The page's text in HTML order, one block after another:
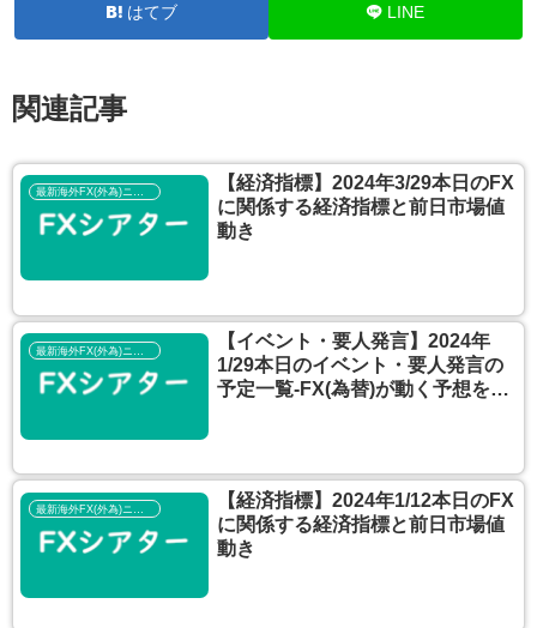
はてブ LINE
関連記事
最新海外FX(外為)ニュース
【経済指標】2024年3/29本日のFX
に関係する経済指標と前日市場値
動き
【イベント・要人発言】2024年
1/29本日のイベント・要人発言の
予定一覧‐FX(為替)が動く予想を考
最新海外FX(外為)ニュース
【経済指標】2024年1/12本日のFX
に関係する経済指標と前日市場値
動き